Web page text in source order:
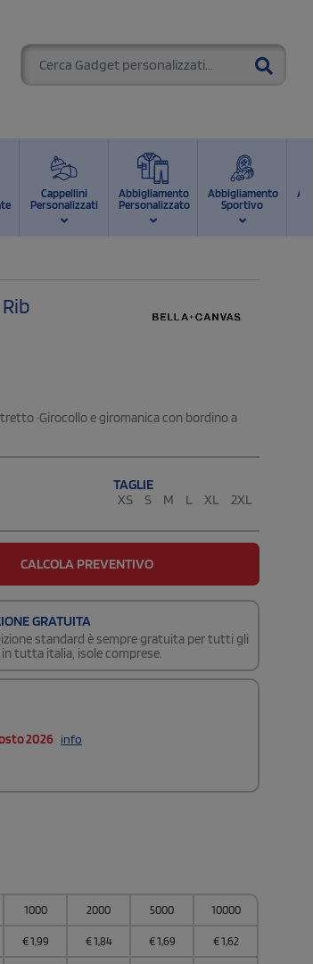
Cappellini
Personalizzati
Abbigliamento
Personalizzato
Abbigliamento
Sportivo
·Girocollo e giromanica con bordino a
TAGLIE
XS
S M L XL 2XL
CALCOLA PREVENTIVO
GRATUITA
standard è sempre gratuita per tutti gli
tutta italia, isole comprese.
2026 info
1000 2000 5000 10000
€1,99 €1,84 €1,69 €1,62